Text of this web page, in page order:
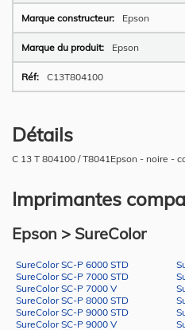
Epson
Epson
C13T804100
Détails
C 13 T 804100 / T8041Epson - noire -
Imprimantes
Epson > SureColor
SureColor SC-P 6000 STD
SureColor SC-P 7000 STD
SureColor SC-P 7000 V
SureColor SC-P 8000 STD
SureColor SC-P 9000 STD
SureColor SC-P 9000 V